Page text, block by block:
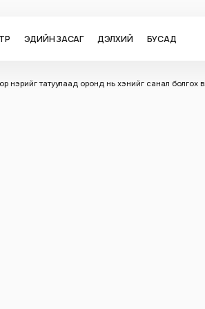
ЭДИЙН ЗАСАГ ДЭЛХИЙ БУСАД
нэрийг татуулаад оронд нь хэнийг санал болгох